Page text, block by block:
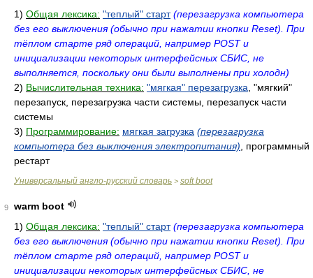
1) Общая лексика: "теплый" старт (перезагрузка компьютера
без его выключения (обычно при нажатии кнопки Reset). При
тёплом старте ряд операций, например POST и
инициализации некоторых интерфейсных СБИС, не
выполняется, поскольку они были выполнены при холодн)
2) Вычислительная техника: "мягкая" перезагрузка , "мягкий"
перезапуск, перезагрузка части системы, перезапуск части
системы
3) Программирование: мягкая загрузка (перезагрузка
компьютера без выключения электропитания) , программный
рестарт
Универсальный англо-русский словарь > soft boot
9
warm boot
1) Общая лексика: "теплый" старт (перезагрузка компьютера
без его выключения (обычно при нажатии кнопки Reset). При
тёплом старте ряд операций, например POST и
инициализации некоторых интерфейсных СБИС, не